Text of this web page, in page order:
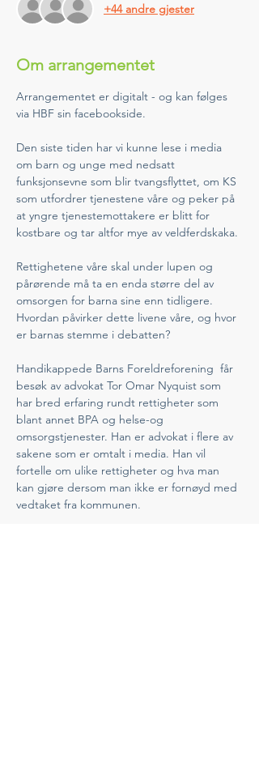
+44 andre gjester
Om arrangementet
Arrangementet er digitalt - og kan følges
via HBF sin facebookside.
Den siste tiden har vi kunne lese i media
om barn og unge med nedsatt
funksjonsevne som blir tvangsflyttet, om KS
som utfordrer tjenestene våre og peker på
at yngre tjenestemottakere er blitt for
kostbare og tar altfor mye av veldferdskaka.
Rettighetene våre skal under lupen og
pårørende må ta en enda større del av
omsorgen for barna sine enn tidligere.
Hvordan påvirker dette livene våre, og hvor
er barnas stemme i debatten?
Handikappede Barns Foreldreforening  får
besøk av advokat Tor Omar Nyquist som
har bred erfaring rundt rettigheter som
blant annet BPA og helse-og
omsorgstjenester. Han er advokat i flere av
sakene som er omtalt i media. Han vil
fortelle om ulike rettigheter og hva man
kan gjøre dersom man ikke er fornøyd med
vedtaket fra kommunen.